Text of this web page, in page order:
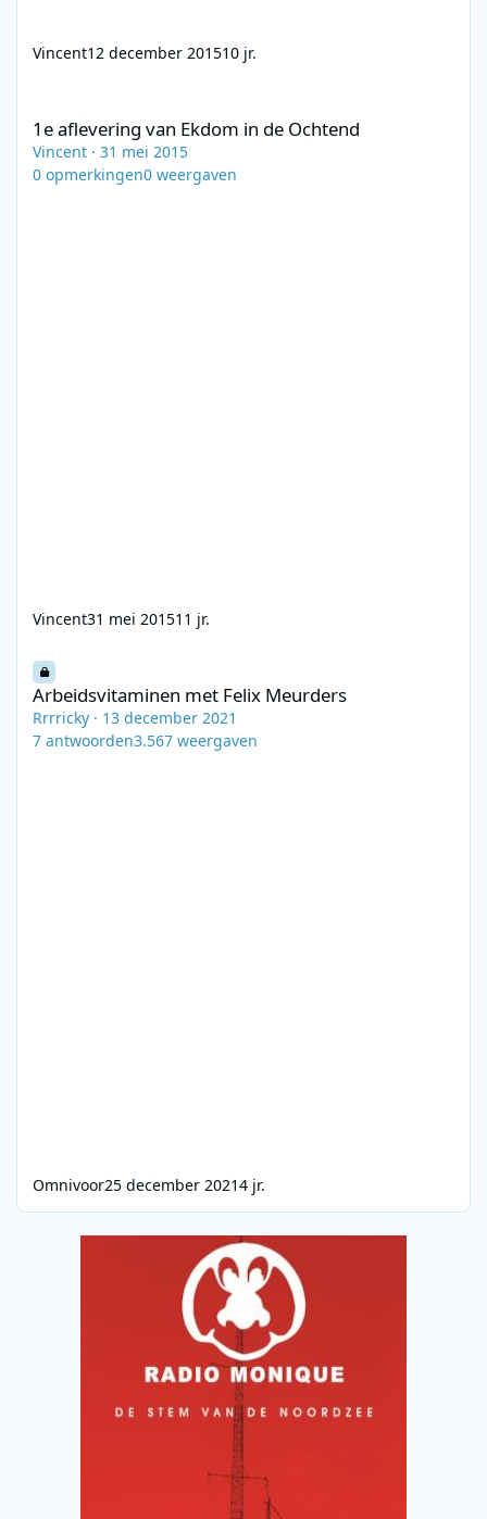
Vincent12 december 201510 jr.
1e aflevering van Ekdom in de Ochtend
Vincent · 31 mei 2015
0 opmerkingen0 weergaven
Vincent31 mei 201511 jr.
Arbeidsvitaminen met Felix Meurders
Arbeidsvitaminen met Felix Meurders
Rrrricky · 13 december 2021
7 antwoorden3.567 weergaven
Omnivoor25 december 20214 jr.